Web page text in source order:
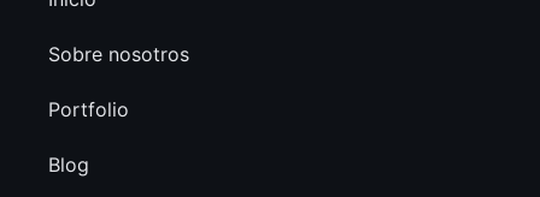
Sobre nosotros
Portfolio
Blog